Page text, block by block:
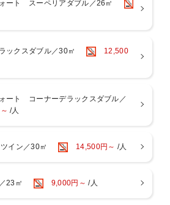
ォート スーペリアダブル／26㎡
ックスダブル／30㎡
12,500
ート コーナーデラックスダブル／
/人
ツイン／30㎡ 14,500円～ /人
23㎡ 9,000円～ /人